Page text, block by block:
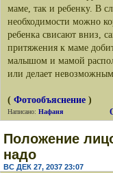
маме, так и ребенку. В
необходимости можно
ребенка свисают вниз,
притяжения к маме
малышом и мамой
или делает
( Фотообъяснение )
Написано: Нафаня
Положение
надо
ВС ДЕК 27, 2037 23:07